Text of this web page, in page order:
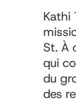
Kathi
St. À
qui
du
des